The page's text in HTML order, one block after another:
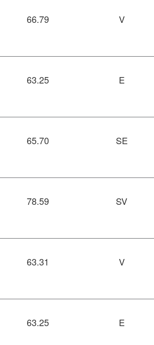
66.79 V
63.25 E
65.70 SE
78.59 SV
63.31 V
63.25 E